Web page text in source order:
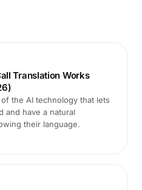
Translation Works
the AI technology that lets
and have a natural
their language.